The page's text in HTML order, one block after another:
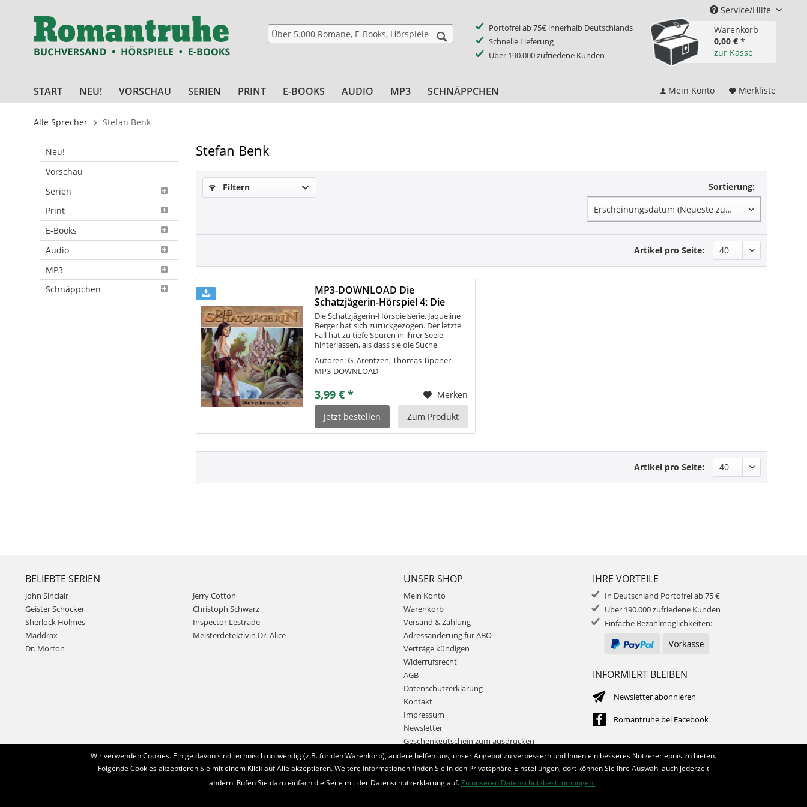
Service/Hilfe
Portofrei ab 75€ innerhalb Deutschlands
Schnelle Lieferung
Über 190.000 zufriedene Kunden
Warenkorb
0,00 € *
zur Kasse
START NEU! VORSCHAU SERIEN PRINT E-BOOKS AUDIO MP3 SCHNÄPPCHEN Mein Konto Merkliste
Alle Sprecher Stefan Benk
Neu!
Vorschau
Serien
Print
E-Books
Audio
MP3
Schnäppchen
Stefan Benk
Filtern Sortierung:
Artikel pro Seite:
MP3-DOWNLOAD Die
Schatzjägerin-Hörspiel 4: Die
verlorene Stadt
Die Schatzjägerin-Hörspielserie. Jaqueline
Berger hat sich zurückgezogen. Der letzte
Fall hat zu tiefe Spuren in ihrer Seele
hinterlassen, als dass sie die Suche
einige Zeit nach Bolivien, um...
Autoren: G. Arentzen, Thomas Tippner
MP3-DOWNLOAD
3,99 € *
Merken
Jetzt bestellen
Zum Produkt
Artikel pro Seite:
BELIEBTE SERIEN
John Sinclair
Geister Schocker
Sherlock Holmes
Maddrax
Dr. Morton
Jerry Cotton
Christoph Schwarz
Inspector Lestrade
Meisterdetektivin Dr. Alice
UNSER SHOP
Mein Konto
Warenkorb
Versand & Zahlung
Adressänderung für ABO
Verträge kündigen
Widerrufsrecht
AGB
Datenschutzerklärung
Kontakt
Impressum
Newsletter
Geschenkgutschein zum ausdrucken
IHRE VORTEILE
In Deutschland Portofrei ab 75 €
Über 190.000 zufriedene Kunden
Einfache Bezahlmöglichkeiten:
INFORMIERT BLEIBEN
Newsletter abonnieren
Romantruhe bei Facebook
Bestellung widerrufen
Wir verwenden Cookies. Einige davon sind technisch notwendig (z.B. für den Warenkorb), andere helfen uns, unser Angebot zu verbessern und Ihnen ein besseres Nutzererlebnis zu bieten.
Folgende Cookies akzeptieren Sie mit einem Klick auf Alle akzeptieren. Weitere Informationen finden Sie in den Privatsphäre-Einstellungen, dort können Sie Ihre Auswahl auch jederzeit
ändern. Rufen Sie dazu einfach die Seite mit der Datenschutzerklärung auf.Zu unseren Datenschutzbestimmungen.